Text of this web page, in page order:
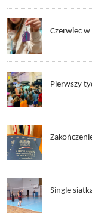
Czerwiec
Pierwszy
Single